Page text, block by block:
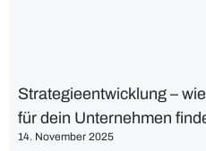
Strategieentwicklung –
für dein Unternehmen
14. November 2025